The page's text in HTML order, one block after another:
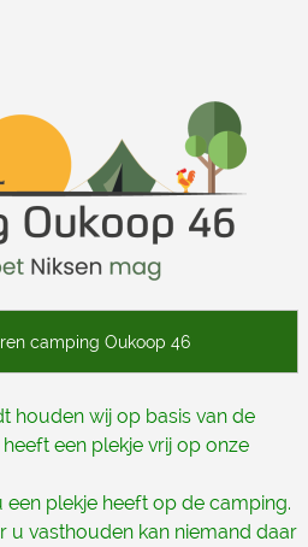
houden wij op basis van de
een plekje vrij op onze
plekje heeft op de camping.
u vasthouden kan niemand daar